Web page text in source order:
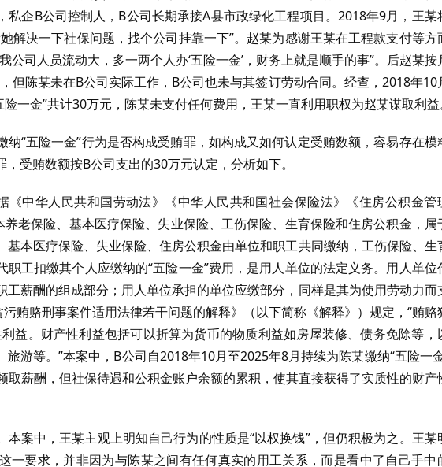
私企B公司控制人，B公司长期承接A县市政绿化工程项目。2018年9月，王某
解决一下社保问题，找个公司挂靠一下”。赵某为感谢王某在工程款支付等方
公司人员流动大，多一两个人办‘五险一金’，财务上就是顺手的事”。后赵某按
但陈某未在B公司实际工作，B公司也未与其签订劳动合同。经查，2018年10
一金”共计30万元，陈某未支付任何费用，王某一直利用职权为赵某谋取利
“五险一金”行为是否构成受贿罪，如构成又如何认定受贿数额，容易存在模
受贿数额按B公司支出的30万元认定，分析如下。
《中华人民共和国劳动法》《中华人民共和国社会保险法》《住房公积金管
养老保险、基本医疗保险、失业保险、工伤保险、生育保险和住房公积金，属
本医疗保险、失业保险、住房公积金由单位和职工共同缴纳，工伤保险、生
工扣缴其个人应缴纳的“五险一金”费用，是用人单位的法定义务。用人单位
薪酬的组成部分；用人单位承担的单位应缴部分，同样是其为使用劳动力而
贿赂刑事案件适用法律若干问题的解释》（以下简称《解释》）规定，“贿赂
利益。财产性利益包括可以折算为货币的物质利益如房屋装修、债务免除等，
游等。”本案中，B公司自2018年10月至2025年8月持续为陈某缴纳“五险一
取薪酬，但社保待遇和公积金账户余额的累积，使其直接获得了实质性的财产
案中，王某主观上明知自己行为的性质是“以权换钱”，但仍积极为之。王某
一要求，并非因为与陈某之间有任何真实的用工关系，而是看中了自己手中